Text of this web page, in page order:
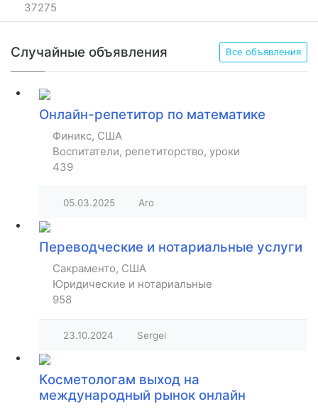
37275
Случайные объявления Все объявления
Онлайн-репетитор по математике
Финикс, США
Воспитатели, репетиторство, уроки
439
05.03.2025 Aro
Переводческие и нотариальные услуги
Сакраменто, США
Юридические и нотариальные
958
23.10.2024 Sergei
Косметологам выход на
международный рынок онлайн